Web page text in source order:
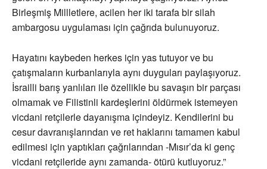
Birleşmiş Millletlere, acilen her iki tarafa bir silah
ambargosu uygulaması için çağrıda bulunuyoruz.
Hayatını kaybeden herkes için yas tutuyor ve bu
çatışmaların kurbanlarıyla aynı duyguları paylaşıyoruz.
İsrailli barış yanlıları ile özellikle bu savaşın bir parçası
olmamak ve Filistinli kardeşlerini öldürmek istemeyen
vicdani retçilerle dayanışma içindeyiz. Kendilerini bu
cesur davranışlarından ve ret haklarını tamamen kabul
edilmesi için yaptıkları çağrılarından -Mısır’da ki genç
vicdani retçileride aynı zamanda- ötürü kutluyoruz.”